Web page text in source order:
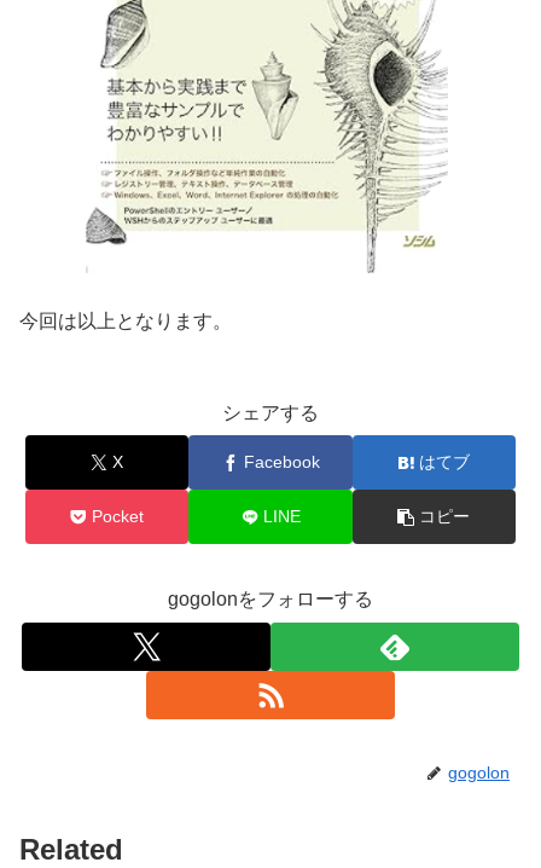
今回は以上となります。
シェアする
X Facebook はてブ
Pocket LINE コピー
gogolonをフォローする
gogolon
Related